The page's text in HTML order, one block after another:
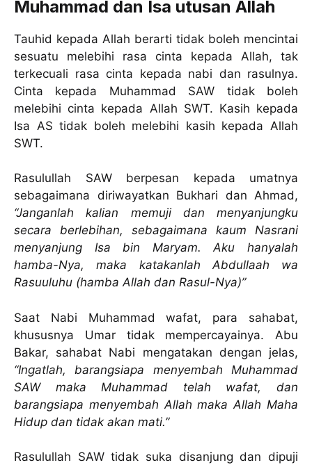
Muhammad dan Isa utusan Allah
Tauhid kepada Allah berarti tidak boleh mencintai
sesuatu melebihi rasa cinta kepada Allah, tak
terkecuali rasa cinta kepada nabi dan rasulnya.
Cinta kepada Muhammad SAW tidak boleh
melebihi cinta kepada Allah SWT. Kasih kepada
Isa AS tidak boleh melebihi kasih kepada Allah
SWT.
Rasulullah SAW berpesan kepada umatnya
sebagaimana diriwayatkan Bukhari dan Ahmad,
“Janganlah kalian memuji dan menyanjungku
secara berlebihan, sebagaimana kaum Nasrani
menyanjung Isa bin Maryam. Aku hanyalah
hamba-Nya, maka katakanlah Abdullaah wa
Rasuuluhu (hamba Allah dan Rasul-Nya)”
Saat Nabi Muhammad wafat, para sahabat,
khususnya Umar tidak mempercayainya. Abu
Bakar, sahabat Nabi mengatakan dengan jelas,
“Ingatlah, barangsiapa menyembah Muhammad
SAW maka Muhammad telah wafat, dan
barangsiapa menyembah Allah maka Allah Maha
Hidup dan tidak akan mati.”
Rasulullah SAW tidak suka disanjung dan dipuji